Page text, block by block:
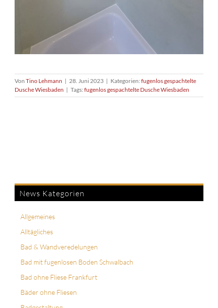
Von Tino Lehmann | 28. Juni 2023 | Kategorien: fugenlos gespachtelte
Dusche Wiesbaden | Tags: fugenlos gespachtelte Dusche Wiesbaden
News Kategorien
Allgemeines
Alltägliches
Bad & Wandveredelungen
Bad mit fugenlosen Boden Schwalbach
Bad ohne Fliese Frankfurt
Bäder ohne Fliesen